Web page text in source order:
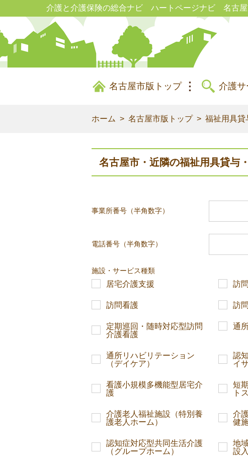
介護と介護保険の総合ナビ ハートページナビ 名古屋
名古屋市版トップ 介護
ホーム 名古屋市版トップ 福祉用具貸
名古屋市・近隣の福祉用具貸与
事業所番号（半角数字）
電話番号（半角数字）
施設・サービス種類
居宅介護支援 訪
訪問看護 訪
定期巡回・随時対応型訪問
介護看護
通
通所リハビリテーション
（デイケア）
認
イ
看護小規模多機能型居宅介
護
短
ト
介護老人福祉施設（特別養
護老人ホーム）
介
健
認知症対応型共同生活介護
（グループホーム）
地
設